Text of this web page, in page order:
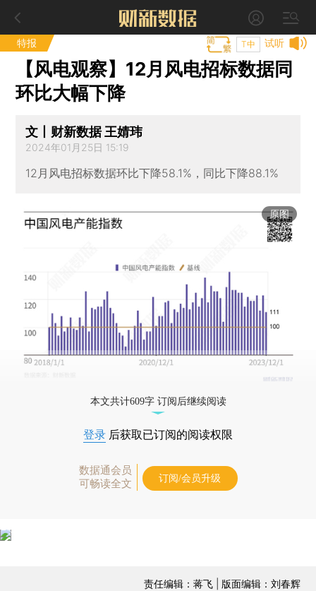
特报 试听
T中
【风电观察】12月风电招标数据同
环比大幅下降
文丨财新数据 王婧玮
2024年01月25日 15:19
12月风电招标数据环比下降58.1%，同比下降88.1%
原图
本文共计609字 订阅后继续阅读
登录 后获取已订阅的阅读权限
数据通会员
可畅读全文
订阅/会员升级
责任编辑：蒋飞 | 版面编辑：刘春辉